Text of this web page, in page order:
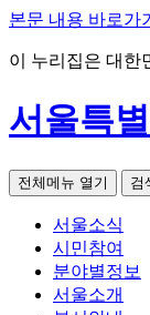
본문 내용 바로가기
이 누리집은 대한
서울특
전체메뉴 열기 검
서울소식
시민참여
분야별정보
서울소개